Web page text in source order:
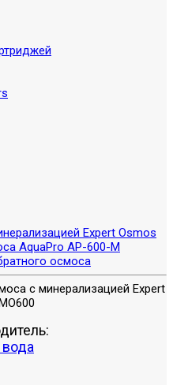
Expert Osmos
AquaPro AP-600-M
осмоса